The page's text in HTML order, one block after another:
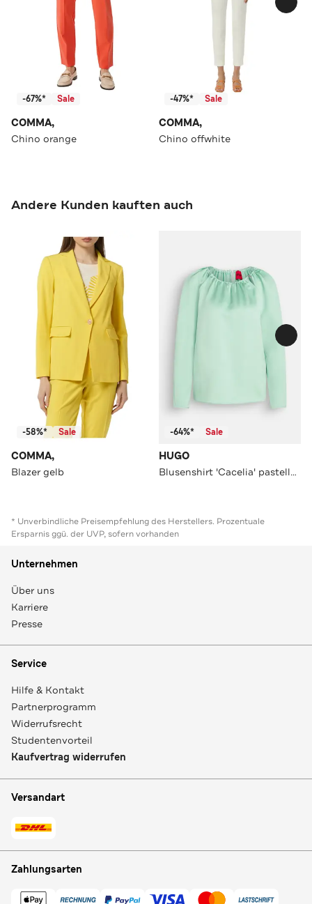
-67%* Sale
COMMA,
Chino orange
-47%* Sale
COMMA,
Chino offwhite
Andere Kunden kauften auch
-58%* Sale
COMMA,
Blazer gelb
-64%* Sale
HUGO
Blusenshirt 'Cacelia' pastellgrün
* Unverbindliche Preisempfehlung des Herstellers. Prozentuale
Ersparnis ggü. der UVP, sofern vorhanden
Unternehmen
Über uns
Karriere
Presse
Service
Hilfe & Kontakt
Partnerprogramm
Widerrufsrecht
Studentenvorteil
Kaufvertrag widerrufen
Versandart
Zahlungsarten